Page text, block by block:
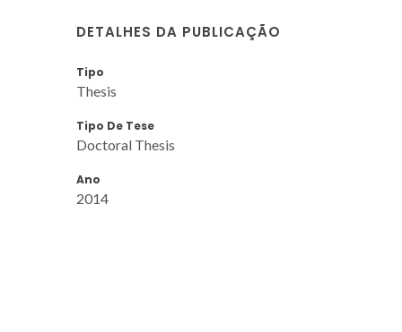
DETALHES DA PUBLICAÇÃO
Tipo
Thesis
Tipo De Tese
Doctoral Thesis
Ano
2014